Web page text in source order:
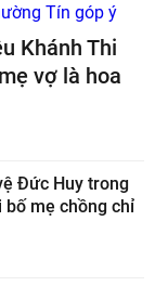
Khánh Thi
vợ là hoa
Đức Huy trong
bố mẹ chồng chỉ